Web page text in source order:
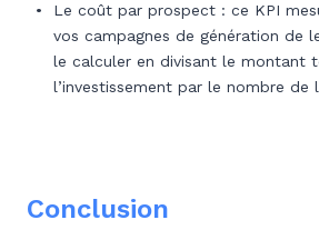
Le coût par prospect : ce KPI
vos campagnes de génération de
le calculer en divisant le montant
l’investissement par le nombre de
Conclusion